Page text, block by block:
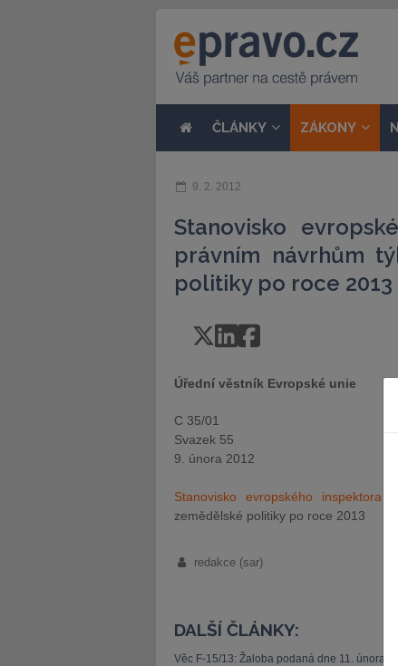
ČLÁNKY ZÁKONY
9. 2. 2012
Stanovisko
právním návrhům
politiky po roce 2013
Úřední věstník Evropské unie
C 35/01
Svazek 55
9. února 2012
Stanovisko evropského inspektora
zemědělské politiky po roce 2013
redakce (sar)
DALŠÍ ČLÁNKY:
Věc F-15/13: Žaloba podaná dne 11. února